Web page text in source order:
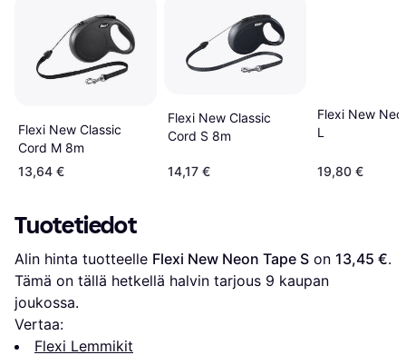
Flexi New Classic
Cord M 8m
13,64 €
Flexi New Classic
Cord S 8m
14,17 €
Flexi New
L
19,80 €
Tuotetiedot
Alin hinta tuotteelle Flexi New Neon Tape S on 13,45 €.
Tämä on tällä hetkellä halvin tarjous 9 kaupan
joukossa.
Vertaa:
Flexi Lemmikit